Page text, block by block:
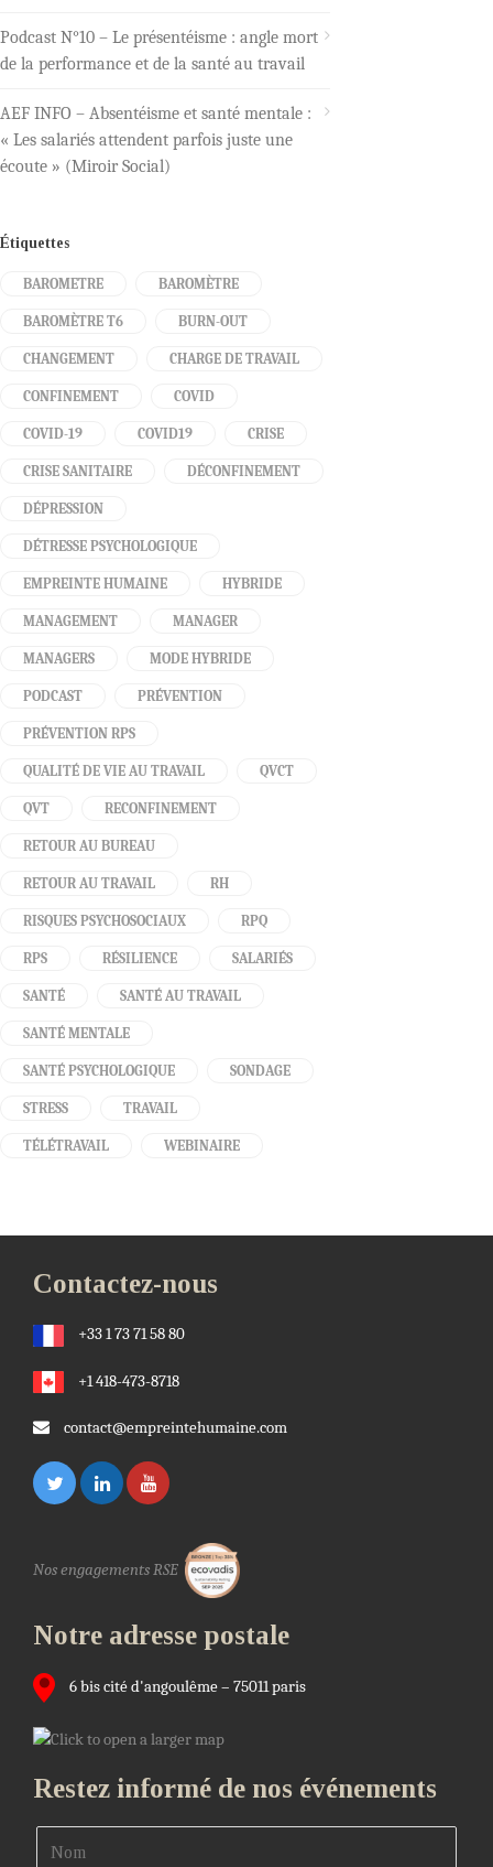
Podcast N°10 – Le présentéisme : angle mort
de la performance et de la santé au travail
AEF INFO – Absentéisme et santé mentale :
« Les salariés attendent parfois juste une
écoute » (Miroir Social)
Étiquettes
BAROMETRE BAROMÈTRE
BAROMÈTRE T6 BURN-OUT
CHANGEMENT CHARGE DE TRAVAIL
CONFINEMENT COVID
COVID-19 COVID19 CRISE
CRISE SANITAIRE DÉCONFINEMENT
DÉPRESSION
DÉTRESSE PSYCHOLOGIQUE
EMPREINTE HUMAINE HYBRIDE
MANAGEMENT MANAGER
MANAGERS MODE HYBRIDE
PODCAST PRÉVENTION
PRÉVENTION RPS
QUALITÉ DE VIE AU TRAVAIL QVCT
QVT RECONFINEMENT
RETOUR AU BUREAU
RETOUR AU TRAVAIL RH
RISQUES PSYCHOSOCIAUX RPQ
RPS RÉSILIENCE SALARIÉS
SANTÉ SANTÉ AU TRAVAIL
SANTÉ MENTALE
SANTÉ PSYCHOLOGIQUE SONDAGE
STRESS TRAVAIL
TÉLÉTRAVAIL WEBINAIRE
Contactez-nous
+33 1 73 71 58 80
+1 418-473-8718
contact@empreintehumaine.com
Nos engagements RSE
Notre adresse postale
6 bis cité d'angoulême – 75011 paris
Restez informé de nos événements